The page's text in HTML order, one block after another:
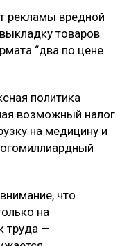
рекламы вредной
товаров
“два по цене
политика
возможный налог
на медицину и
что
на
труда —